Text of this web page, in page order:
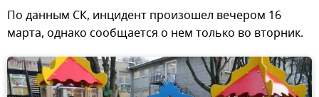
По данным СК, инцидент произошел вечером 16
марта, однако сообщается о нем только во вторник.